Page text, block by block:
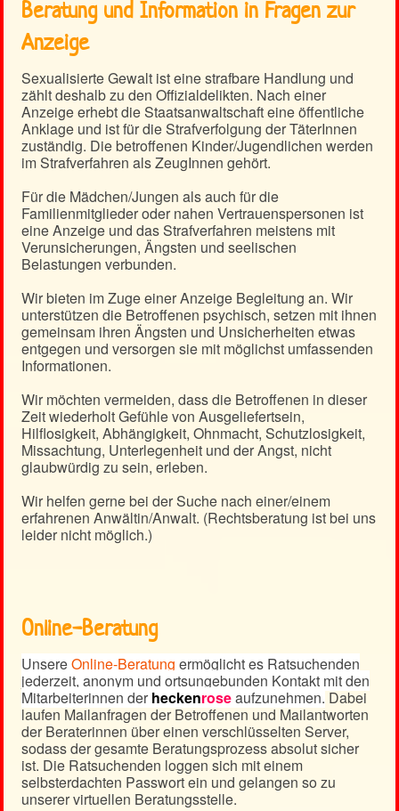
Beratung und Information in Fragen zur
Anzeige
Sexualisierte Gewalt ist eine strafbare Handlung und
zählt deshalb zu den Offizialdelikten. Nach einer
Anzeige erhebt die Staatsanwaltschaft eine öffentliche
Anklage und ist für die Strafverfolgung der TäterInnen
zuständig. Die betroffenen Kinder/Jugendlichen werden
im Strafverfahren als ZeugInnen gehört.
Für die Mädchen/Jungen als auch für die
Familienmitglieder oder nahen Vertrauenspersonen ist
eine Anzeige und das Strafverfahren meistens mit
Verunsicherungen, Ängsten und seelischen
Belastungen verbunden.
Wir bieten im Zuge einer Anzeige Begleitung an. Wir
unterstützen die Betroffenen psychisch, setzen mit ihnen
gemeinsam ihren Ängsten und Unsicherheiten etwas
entgegen und versorgen sie mit möglichst umfassenden
Informationen.
Wir möchten vermeiden, dass die Betroffenen in dieser
Zeit wiederholt Gefühle von Ausgeliefertsein,
Hilflosigkeit, Abhängigkeit, Ohnmacht, Schutzlosigkeit,
Missachtung, Unterlegenheit und der Angst, nicht
glaubwürdig zu sein, erleben.
Wir helfen gerne bei der Suche nach einer/einem
erfahrenen Anwältin/Anwalt. (Rechtsberatung ist bei uns
leider nicht möglich.)
Online-Beratung
UnsereOnline-Beratung ermöglicht es Ratsuchenden
jederzeit, anonym und ortsungebunden Kontakt mit den
Mitarbeiterinnen der heckenroseaufzunehmen.Dabei
laufen Mailanfragen der Betroffenen und Mailantworten
der Beraterinnen über einen verschlüsselten Server,
sodass der gesamte Beratungsprozess absolut sicher
ist. Die Ratsuchenden loggen sich mit einem
selbsterdachten Passwort ein und gelangen so zu
unserer virtuellen Beratungsstelle.